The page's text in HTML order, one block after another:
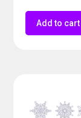
Add to cart